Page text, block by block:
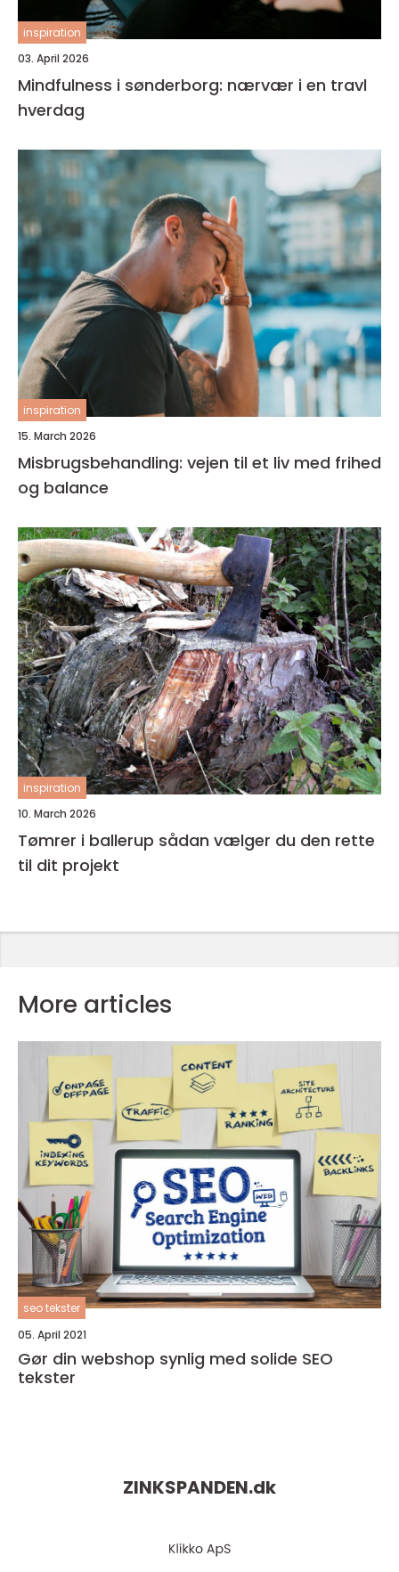
inspiration
03. April 2026
Mindfulness i sønderborg: nærvær i en travl
hverdag
inspiration
15. March 2026
Misbrugsbehandling: vejen til et liv med frihed
og balance
inspiration
10. March 2026
Tømrer i ballerup sådan vælger du den rette
til dit projekt
More articles
seo tekster
05. April 2021
Gør din webshop synlig med solide SEO
tekster
ZINKSPANDEN.dk